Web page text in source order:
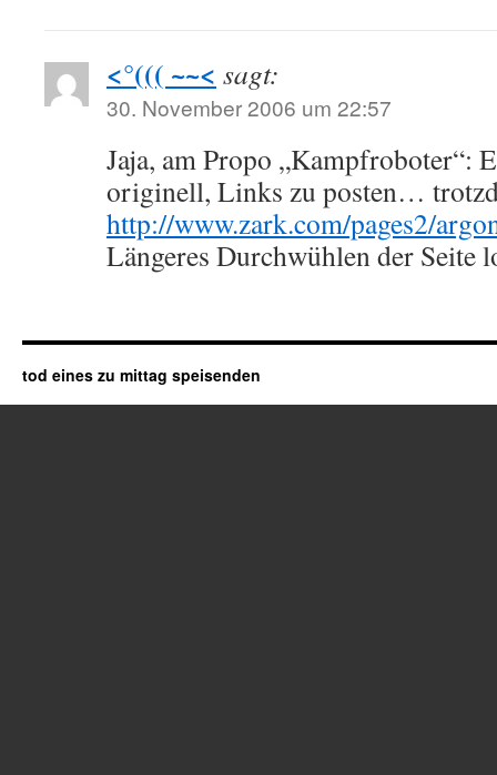
<°((( ~~< sagt:
30. November 2006 um 22:57
Jaja, am Propo „Kampfroboter“:
originell, Links zu posten…
http://www.zark.com/pages2/
Längeres Durchwühlen der Seite
tod eines zu mittag speisenden